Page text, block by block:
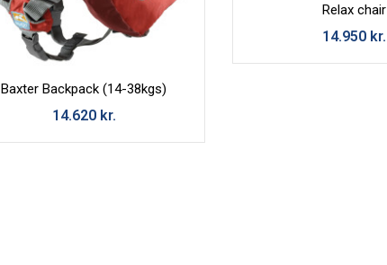
Baxter Backpack (14-38kgs)
14.620 kr.
Relax chair
14.950 kr.